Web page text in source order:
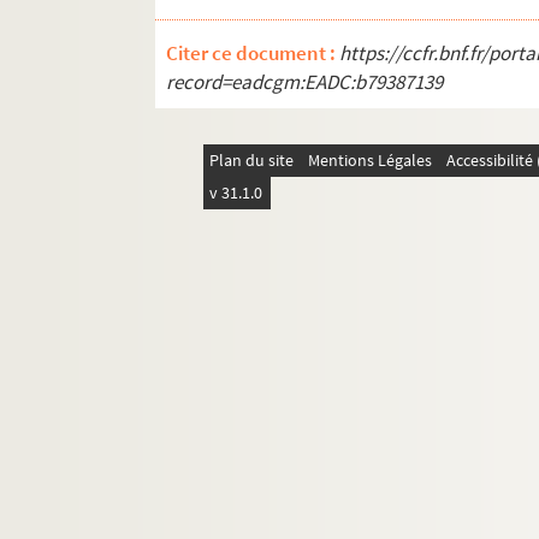
Ms 3194. Société Académique de la Loire-
Ms 3195. Correspondance d'Alfred Rébelliau
Ms 3196. Paul Fort et autres auteurs.
Ms 3198. Dominique Caillé.Poésies
Ms 3199. Lettres et autres pièces diverses des
Citer ce document : https://ccfr.bnf.fr/
record=eadcgm:EADC:b79387139
Plan du site Mentions Légales
v 31.1.0